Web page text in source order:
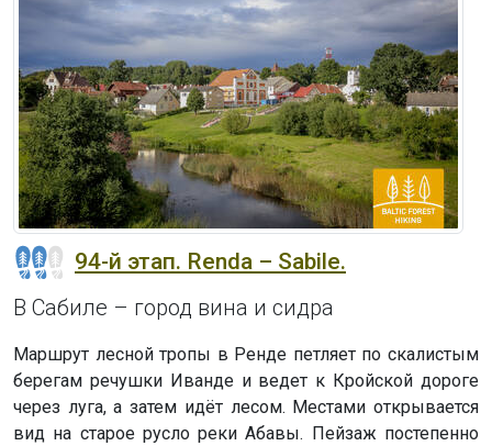
94-й этап. Renda – Sabile.
В Сабиле – город вина и сидра
Маршрут лесной тропы в Ренде петляет по скалистым
берегам речушки Иванде и ведет к Кройской дороге
через луга, а затем идёт лесом. Местами открывается
вид на старое русло реки Абавы. Пейзаж постепенно